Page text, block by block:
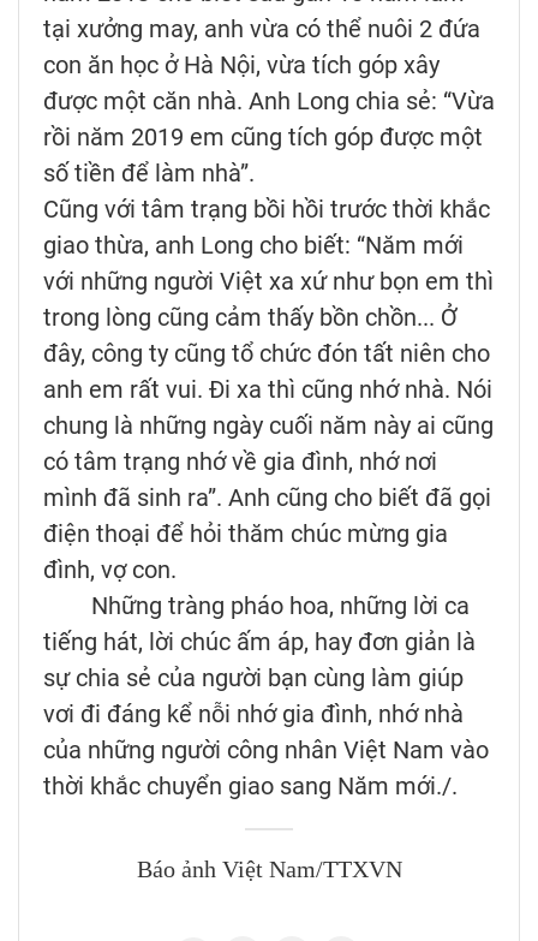
tại xưởng may, anh vừa có thể nuôi 2 đứa
con ăn học ở Hà Nội, vừa tích góp xây
được một căn nhà. Anh Long chia sẻ: “Vừa
rồi năm 2019 em cũng tích góp được một
số tiền để làm nhà”.
Cũng với tâm trạng bồi hồi trước thời khắc
giao thừa, anh Long cho biết: “Năm mới
với những người Việt xa xứ như bọn em thì
trong lòng cũng cảm thấy bồn chồn... Ở
đây, công ty cũng tổ chức đón tất niên cho
anh em rất vui. Đi xa thì cũng nhớ nhà. Nói
chung là những ngày cuối năm này ai cũng
có tâm trạng nhớ về gia đình, nhớ nơi
mình đã sinh ra”. Anh cũng cho biết đã gọi
điện thoại để hỏi thăm chúc mừng gia
đình, vợ con.
Những tràng pháo hoa, những lời ca
tiếng hát, lời chúc ấm áp, hay đơn giản là
sự chia sẻ của người bạn cùng làm giúp
vơi đi đáng kể nỗi nhớ gia đình, nhớ nhà
của những người công nhân Việt Nam vào
thời khắc chuyển giao sang Năm mới./.
Báo ảnh Việt Nam/TTXVN